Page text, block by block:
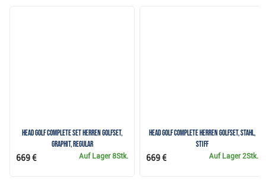
HEAD Golf Complete Set Herren Golfset,
Graphit, Regular
Auf Lager8Stk.
669 €
Head Golf Complete Herren Golfset, Stahl,
Stiff
Auf Lager 2Stk.
669 €